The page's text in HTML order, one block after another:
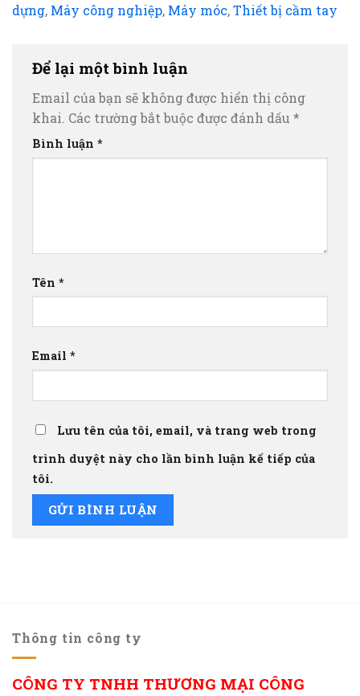
dựng, Máy công nghiệp, Máy móc,Thiết bị cầm tay
Để lại một bình luận
Email của bạn sẽ không được hiển thị công
khai. Các trường bắt buộc được đánh dấu *
Bình luận *
Tên *
Email *
Lưu tên của tôi, email, và trang web trong
trình duyệt này cho lần bình luận kế tiếp của
tôi.
Thông tin công ty
CÔNG TY TNHH THƯƠNG MẠI CÔNG